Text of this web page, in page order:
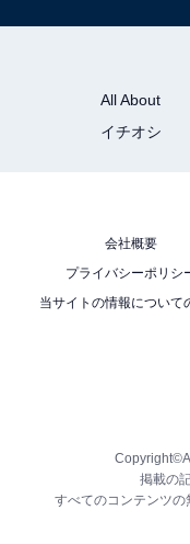
All About
イチオシ
会社概要
プライバシーポリシ
当サイトの情報について
掲載の
すべてのコンテンツの